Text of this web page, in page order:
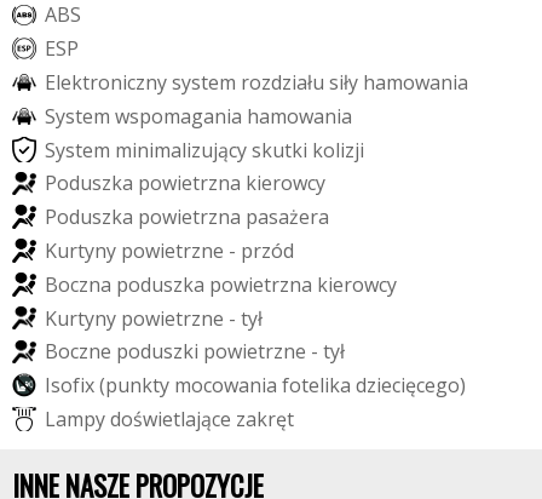
ABS
ESP
Elektronicznysystem rozdziału siły hamowania
System wspomagania hamowania
System minimalizującyskutki kolizji
Poduszka powietrzna kierowcy
Poduszka powietrzna pasażera
Kurtyny powietrzne - przód
Boczna poduszka powietrzna kierowcy
Kurtyny powietrzne - tył
Boczne poduszki powietrzne - tył
Isofix(punkty mocowania fotelika dziecięcego)
Lampydoświetlające zakręt
INNE NASZE PROPOZYCJE